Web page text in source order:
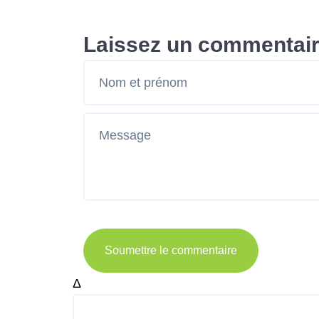
Laissez un
Soumettre le commentaire
Δ